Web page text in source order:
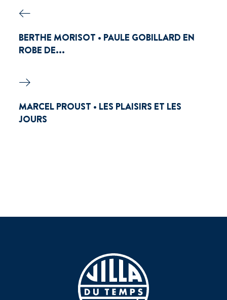
BERTHE MORISOT • PAULE GOBILLARD EN
ROBE DE...
MARCEL PROUST • LES PLAISIRS ET LES
JOURS